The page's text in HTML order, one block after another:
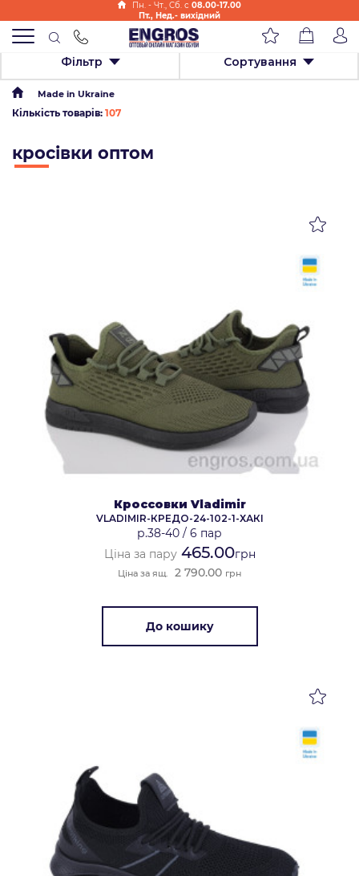
Пн. - Чт., Cб. с 08.00-17.00
Пт., Нед.- вихідний
Фільтр Сортування
Made in Ukraine
Кількість товарів: 107
кросівки оптом
Кроссовки Vladimir
VLADIMIR-КРЕДО-24-102-1-ХАКІ
р.38-40 / 6 пар
Ціна за пару465.00грн
Ціна за ящ. 2 790.00 грн
До кошику